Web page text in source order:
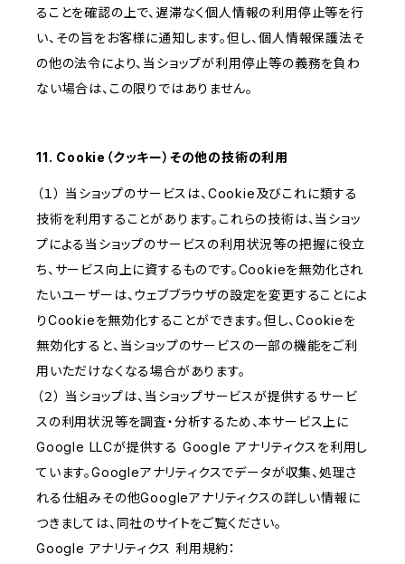
ることを確認の上で、遅滞なく個人情報の利用停止等を行
い、その旨をお客様に通知します。但し、個人情報保護法そ
の他の法令により、当ショップが利用停止等の義務を負わ
ない場合は、この限りではありません。
11. Cookie（クッキー）その他の技術の利用
（１） 当ショップのサービスは、Cookie及びこれに類する
技術を利用することがあります。これらの技術は、当ショッ
プによる当ショップのサービスの利用状況等の把握に役立
ち、サービス向上に資するものです。Cookieを無効化され
たいユーザーは、ウェブブラウザの設定を変更することによ
りCookieを無効化することができます。但し、Cookieを
無効化すると、当ショップのサービスの一部の機能をご利
用いただけなくなる場合があります。
（２） 当ショップは、当ショップサービスが提供するサービ
スの利用状況等を調査・分析するため、本サービス上に
Google LLCが提供する Google アナリティクスを利用し
ています。Googleアナリティクスでデータが収集、処理さ
れる仕組みその他Googleアナリティクスの詳しい情報に
つきましては、同社のサイトをご覧ください。
Google アナリティクス 利用規約：